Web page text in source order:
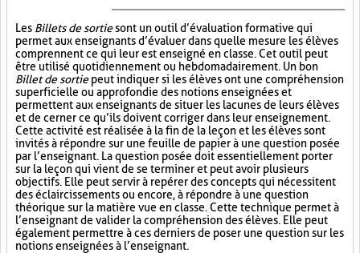
Les Billets de sortiesont un outil d’évaluation formative qui
permet aux enseignants d’évaluer dans quelle mesure les élèves
comprennent ce qui leur est enseigné en classe. Cet outil peut
être utilisé quotidiennement ou hebdomadairement. Un bon
Billet de sortiepeut indiquer si les élèves ont une compréhension
superficielle ou approfondie des notions enseignées et
permettent aux enseignants de situer les lacunes de leurs élèves
et de cerner ce qu’ils doivent corriger dans leur enseignement.
Cette activité est réalisée à la fin de la leçon et les élèves sont
invités à répondre sur une feuille de papier à une question posée
par l’enseignant. La question posée doit essentiellement porter
sur la leçon qui vient de se terminer et peut avoir plusieurs
objectifs. Elle peut servir à repérer des concepts qui nécessitent
des éclaircissements ou encore, à répondre à une question
théorique sur la matière vue en classe. Cette technique permet à
l’enseignant de valider la compréhension des élèves. Elle peut
également permettre à ces derniers de poser une question sur les
notions enseignées à l’enseignant.